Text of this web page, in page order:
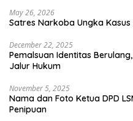
May 26, 2026
Satres Narkoba Ungka
December 22, 2025
Pemalsuan Identitas
Jalur Hukum
November 5, 2025
Nama dan Foto Ketua DPD
Penipuan